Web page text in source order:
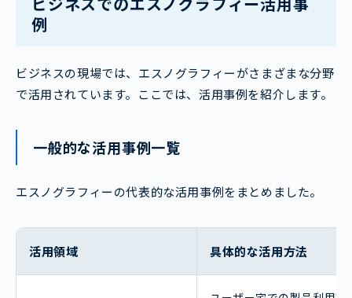
例
ビジネスの現場では、エスノグラフィーがさまざまな分野
で活用されています。ここでは、活用事例を紹介します。
一般的な活用事例一覧
エスノグラフィーの代表的な活用事例をまとめました。
活用領域 具体的な活用方法